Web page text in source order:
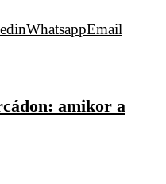
WhatsappEmail
amikor a